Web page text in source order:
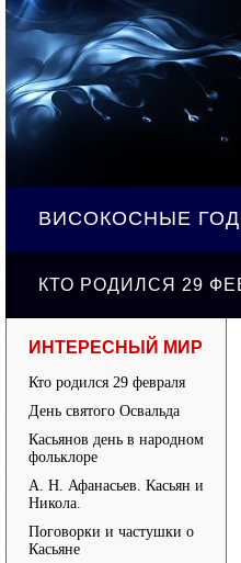
ВИСОКОСНЫЕ
КТО РОДИЛСЯ 29
ИНТЕРЕСНЫЙ МИР
Кто родился 29 февраля
День святого Освальда
Касьянов день в народном
фольклоре
А. Н. Афанасьев. Касьян и
Никола.
Поговорки и частушки о
Касьяне